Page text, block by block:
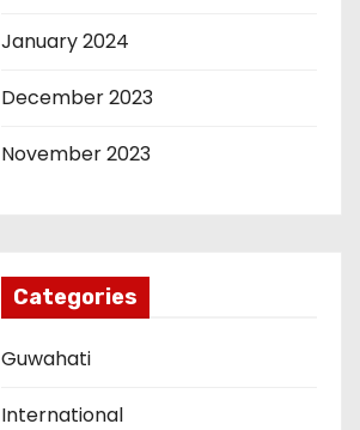
January 2024
December 2023
November 2023
Categories
Guwahati
International